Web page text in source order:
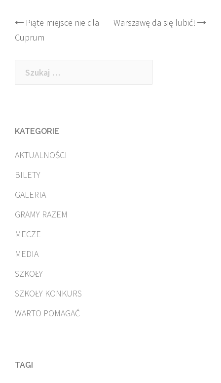
Post
navigation
Piąte miejsce nie dla
Cuprum
Warszawę da się lubić!
Szukaj:
KATEGORIE
AKTUALNOŚCI
BILETY
GALERIA
GRAMY RAZEM
MECZE
MEDIA
SZKOŁY
SZKOŁY KONKURS
WARTO POMAGAĆ
TAGI